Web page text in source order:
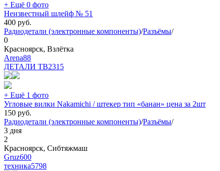
+ Ещё 0 фото
Неизвестный шлейф № 51
400 руб.
Радиодетали (электронные компоненты)/Разъёмы/
0
Красноярск, Взлётка
Arena88
ДЕТАЛИ ТВ2315
+ Ещё 1 фото
Угловые вилки Nakamichi / штекер тип «банан» цена за 2шт
150 руб.
Радиодетали (электронные компоненты)/Разъёмы/
3 дня
2
Красноярск, Сибтяжмаш
Gruz600
техника5798